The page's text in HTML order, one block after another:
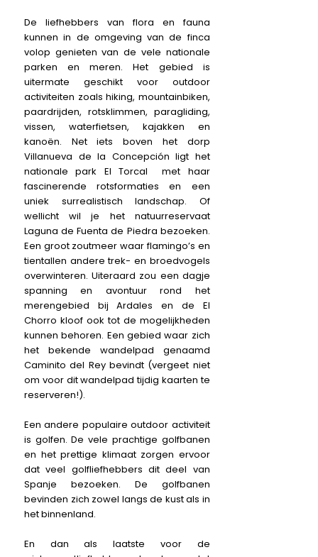
De liefhebbers van flora en fauna
kunnen in de omgeving van de finca
volop genieten van de vele nationale
parken en meren. Het gebied is
uitermate geschikt voor outdoor
activiteiten zoals hiking, mountainbiken,
paardrijden, rotsklimmen, paragliding,
vissen, waterfietsen, kajakken en
kanoën. Net iets boven het dorp
Villanueva de la Concepción ligt het
nationale park El Torcal met haar
fascinerende rotsformaties en een
uniek surrealistisch landschap. Of
wellicht wil je het natuurreservaat
Laguna de Fuenta de Piedra bezoeken.
Een groot zoutmeer waar flamingo’s en
tientallen andere trek- en broedvogels
overwinteren. Uiteraard zou een dagje
spanning en avontuur rond het
merengebied bij Ardales en de El
Chorro kloof ook tot de mogelijkheden
kunnen behoren. Een gebied waar zich
het bekende wandelpad genaamd
Caminito del Rey bevindt (vergeet niet
om voor dit wandelpad tijdig kaarten te
reserveren!).
Een andere populaire outdoor activiteit
is golfen. De vele prachtige golfbanen
en het prettige klimaat zorgen ervoor
dat veel golfliefhebbers dit deel van
Spanje bezoeken. De golfbanen
bevinden zich zowel langs de kust als in
het binnenland.
En dan als laatste voor de